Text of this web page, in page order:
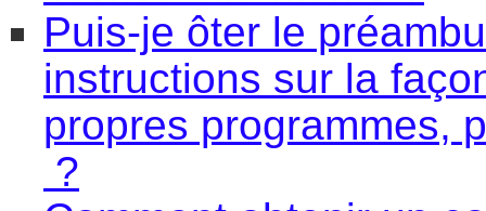
Puis-je ôter le
instructions sur la
propres programmes,
?